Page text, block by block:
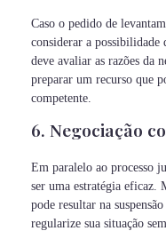
Caso o pedido de
considerar a possibilidade
deve avaliar as razões da
preparar um recurso que
competente.
6. Negociação
Em paralelo ao processo
ser uma estratégia eficaz.
pode resultar na
regularize sua situação